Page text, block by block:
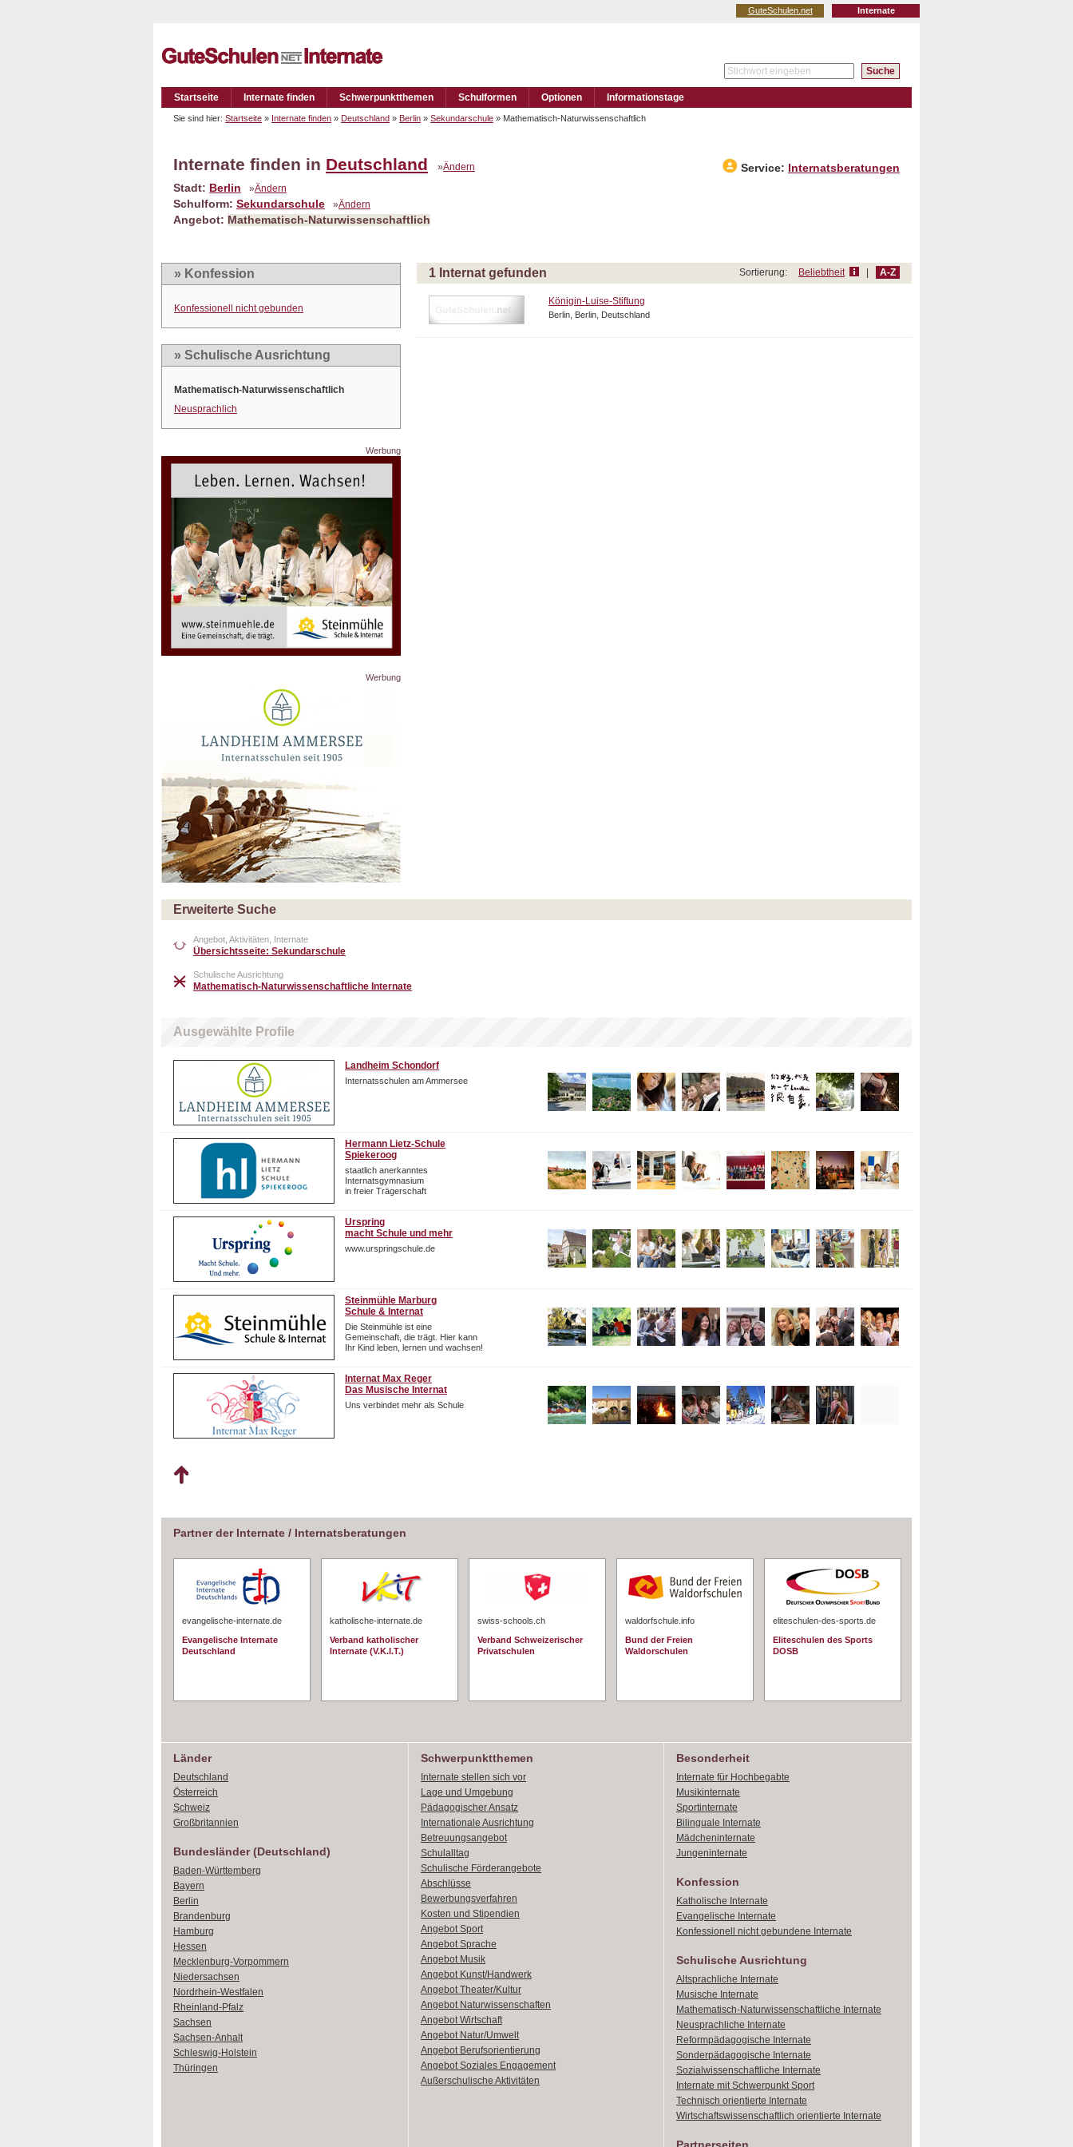
Internate
GuteSchulen.net
Startseite Internate finden Schwerpunktthemen Schulformen Optionen Informationstage
Sie sind hier: Startseite » Internate finden » Deutschland » Berlin » Sekundarschule » Mathematisch-Naturwissenschaftlich
Internate finden in Deutschland »Ändern Service:
Internatsberatungen
Stadt: Berlin »Ändern
Schulform: Sekundarschule »Ändern
Angebot: Mathematisch-Naturwissenschaftlich
» Konfession
Konfessionell nicht gebunden
» Schulische Ausrichtung
Mathematisch-Naturwissenschaftlich
Neusprachlich
Werbung
Werbung
1 Internat gefunden Sortierung: Beliebtheit A-Z
Königin-Luise-Stiftung
Berlin, Berlin, Deutschland
Erweiterte Suche
Angebot, Aktivitäten, Internate
Übersichtsseite: Sekundarschule
Schulische Ausrichtung
Mathematisch-Naturwissenschaftliche Internate
Ausgewählte Profile
Landheim Schondorf
Internatsschulen am Ammersee
Hermann Lietz-Schule
Spiekeroog
staatlich anerkanntes
Internatsgymnasium
in freier Trägerschaft
Urspring
macht Schule und mehr
www.urspringschule.de
Steinmühle Marburg
Schule & Internat
Die Steinmühle ist eine
Gemeinschaft, die trägt. Hier kann
Ihr Kind leben, lernen und wachsen!
Internat Max Reger
Das Musische Internat
Uns verbindet mehr als Schule
Partner der Internate / Internatsberatungen
evangelische-internate.de
Evangelische Internate
Deutschland
katholische-internate.de
Verband katholischer
Internate (V.K.I.T.)
swiss-schools.ch
Verband Schweizerischer
Privatschulen
waldorfschule.info
Bund der Freien
Waldorschulen
eliteschulen-des-sports.de
Eliteschulen des Sports
DOSB
Länder
Deutschland
Österreich
Schweiz
Großbritannien
Bundesländer (Deutschland)
Baden-Württemberg
Bayern
Berlin
Brandenburg
Hamburg
Hessen
Mecklenburg-Vorpommern
Niedersachsen
Nordrhein-Westfalen
Rheinland-Pfalz
Sachsen
Sachsen-Anhalt
Schleswig-Holstein
Thüringen
Schwerpunktthemen
Internate stellen sich vor
Lage und Umgebung
Pädagogischer Ansatz
Internationale Ausrichtung
Betreuungsangebot
Schulalltag
Schulische Förderangebote
Abschlüsse
Bewerbungsverfahren
Kosten und Stipendien
Angebot Sport
Angebot Sprache
Angebot Musik
Angebot Kunst/Handwerk
Angebot Theater/Kultur
Angebot Naturwissenschaften
Angebot Wirtschaft
Angebot Natur/Umwelt
Angebot Berufsorientierung
Angebot Soziales Engagement
Außerschulische Aktivitäten
Besonderheit
Internate für Hochbegabte
Musikinternate
Sportinternate
Bilinguale Internate
Mädcheninternate
Jungeninternate
Konfession
Katholische Internate
Evangelische Internate
Konfessionell nicht gebundene Internate
Schulische Ausrichtung
Altsprachliche Internate
Musische Internate
Mathematisch-Naturwissenschaftliche Internate
Neusprachliche Internate
Reformpädagogische Internate
Sonderpädagogische Internate
Sozialwissenschaftliche Internate
Internate mit Schwerpunkt Sport
Technisch orientierte Internate
Wirtschaftswissenschaftlich orientierte Internate